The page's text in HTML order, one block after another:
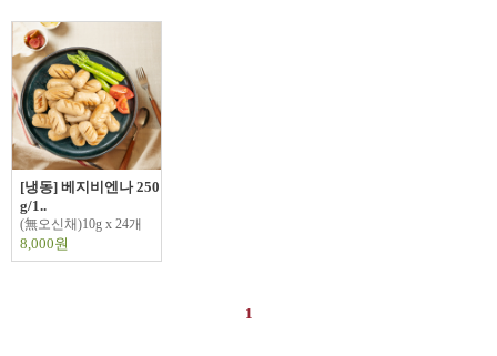
[냉동] 베지비엔나 250
g/1..
(無오신채)10g x 24개
8,000원
1